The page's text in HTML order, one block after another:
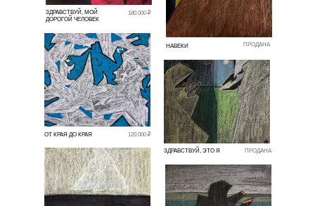
ОТ КРАЯ ДО КРАЯ 120.000 ₽
ЗДРАВСТВУЙ, ЭТО Я ПРОДАНА
НАВЕКИ ПРОДАНА
ЗДРАВСТВУЙ, МОЙ
ДОРОГОЙ ЧЕЛОВЕК
180.000 ₽